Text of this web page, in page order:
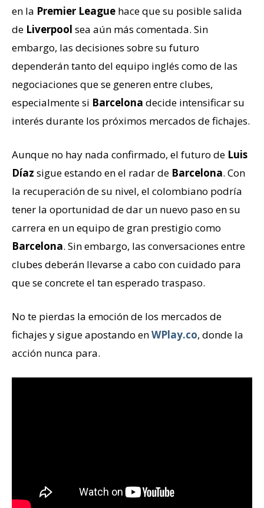
en la Premier League hace que su posible salida
de Liverpool sea aún más comentada. Sin
embargo, las decisiones sobre su futuro
dependerán tanto del equipo inglés como de las
negociaciones que se generen entre clubes,
especialmente si Barcelona decide intensificar su
interés durante los próximos mercados de fichajes.
Aunque no hay nada confirmado, el futuro de Luis
Díaz sigue estando en el radar de Barcelona. Con
la recuperación de su nivel, el colombiano podría
tener la oportunidad de dar un nuevo paso en su
carrera en un equipo de gran prestigio como
Barcelona. Sin embargo, las conversaciones entre
clubes deberán llevarse a cabo con cuidado para
que se concrete el tan esperado traspaso.
No te pierdas la emoción de los mercados de
fichajes y sigue apostando enWPlay.co, donde la
acción nunca para.